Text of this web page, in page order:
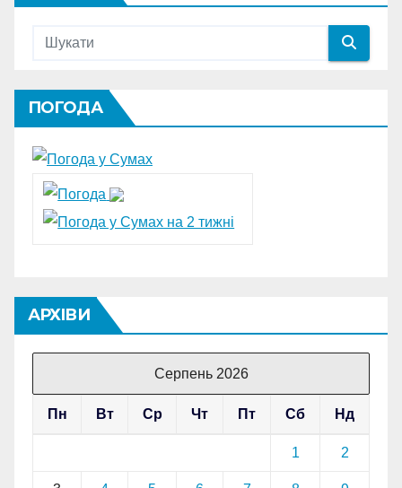
ПОГОДА
АРХІВИ
Серпень 2026
Пн Вт Ср Чт Пт Сб Нд
1 2